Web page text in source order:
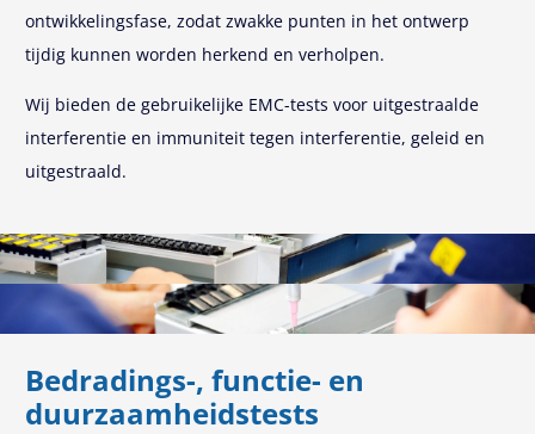
ontwikkelingsfase, zodat zwakke punten in het ontwerp
tijdig kunnen worden herkend en verholpen.
Wij bieden de gebruikelijke EMC-tests voor uitgestraalde
interferentie en immuniteit tegen interferentie, geleid en
uitgestraald.
Bedradings-, functie- en
duurzaamheidstests